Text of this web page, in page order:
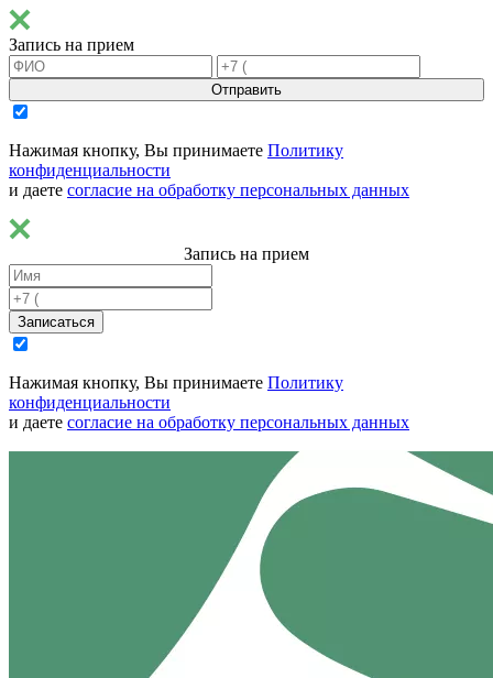
Запись на прием
Отправить
Нажимая кнопку, Вы принимаете Политику
конфиденциальности
и даете согласие на обработку персональных данных
Запись на прием
Записаться
Нажимая кнопку, Вы принимаете Политику
конфиденциальности
и даете согласие на обработку персональных данных